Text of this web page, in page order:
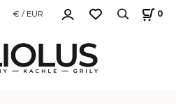
€ / EUR 0